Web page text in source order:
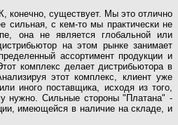
конечно, существует. Мы это отлично
сильная, с кем-то мы практически не
она не является глобальной или
на этом рынке занимает
ассортимент продукции и
комплекс делает дистрибьютора в
этот комплекс, клиент уже
иного поставщика, исходя из того,
нужно. Сильные стороны "Платана" -
имеющейся в наличие на складе, и